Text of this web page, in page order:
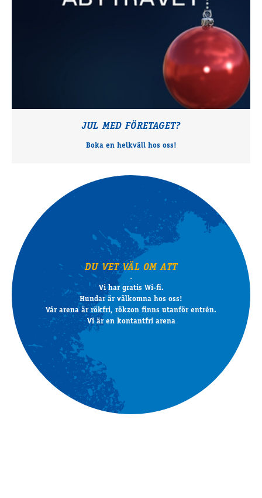
JUL MED FÖRETAGET?
Boka en helkväll hos oss!
DU VET VÄL OM ATT
Vi har gratis Wi-fi.
Hundar är välkomna hos oss!
Vår arena är rökfri, rökzon finns utanför entrén.
Vi är en kontantfri arena